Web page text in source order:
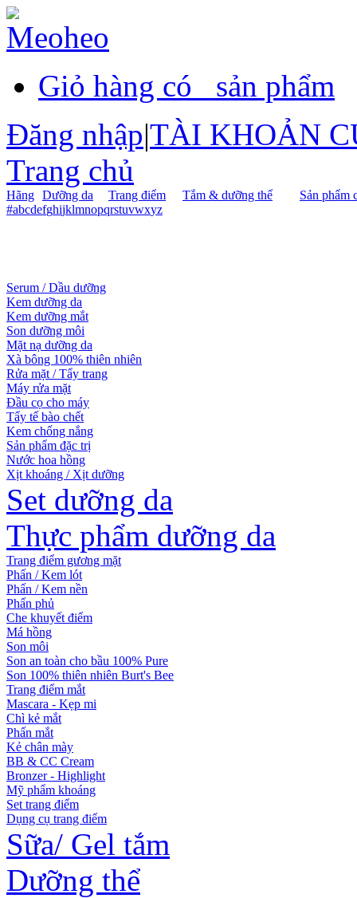
Giỏ hàng có
sản phẩm
Đăng nhập|TÀI KHOẢN
Trang chủ
Hãng Dưỡng da Trang điểm Tắm & dưỡng thể
Sản phẩm
#abcdefghijklmnopqrstuvwxyz
Serum / Dầu dưỡng
Kem dưỡng da
Kem dưỡng mắt
Son dưỡng môi
Mặt nạ dưỡng da
Xà bông 100% thiên nhiên
Rửa mặt / Tẩy trang
Máy rửa mặt
Đầu cọ cho máy
Tẩy tế bào chết
Kem chống nắng
Sản phẩm đặc trị
Nước hoa hồng
Xịt khoáng / Xịt dưỡng
Set dưỡng da
Thực phẩm dưỡng da
Trang điểm gương mặt
Phấn / Kem lót
Phấn / Kem nền
Phấn phủ
Che khuyết điểm
Má hồng
Son môi
Son an toàn cho bầu 100% Pure
Son 100% thiên nhiên Burt's Bee
Trang điểm mắt
Mascara - Kẹp mi
Chì kẻ mắt
Phấn mắt
Kẻ chân mày
BB & CC Cream
Bronzer - Highlight
Mỹ phẩm khoáng
Set trang điểm
Dụng cụ trang điểm
Sữa/ Gel tắm
Dưỡng thể